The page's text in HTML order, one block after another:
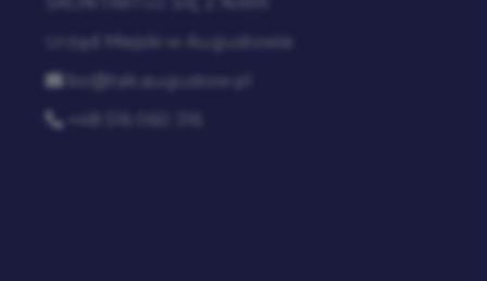
+48 516 060 316